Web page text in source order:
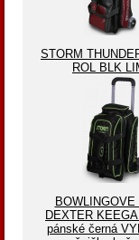
STORM
ROL BLK
BOWLINGOVE
DEXTER
pánské černá